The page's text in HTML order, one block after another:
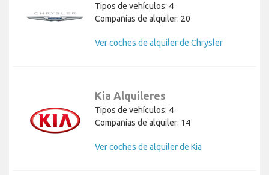
Tipos de vehículos: 4
Compañías de alquiler: 20
Ver coches de alquiler de Chrysler
Kia Alquileres
Tipos de vehículos: 4
Compañías de alquiler: 14
Ver coches de alquiler de Kia